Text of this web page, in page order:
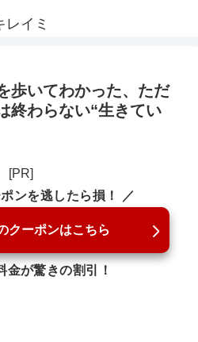
レイミ
歩いてわかった、ただ
終わらない“生きてい
[PR]
ンを逃したら損！ ／
クーポンはこちら
金が驚きの割引！